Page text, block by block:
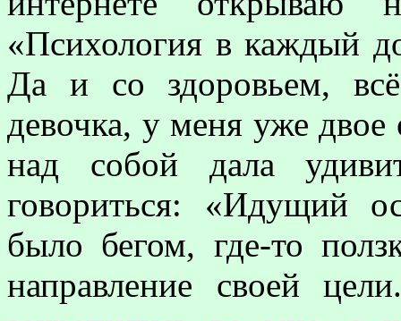
«Психология в каждый
Да и со здоровьем,
девочка, у меня уже двое
над собой дала
говориться: «Идущий
было бегом, где-то
направление своей